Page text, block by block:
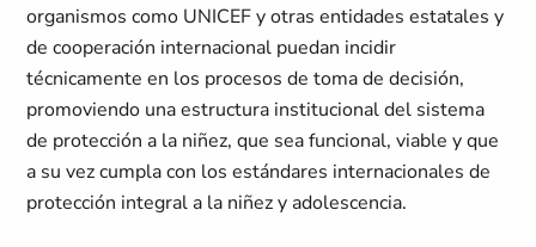
organismos como UNICEF y otras entidades estatales y
de cooperación internacional puedan incidir
técnicamente en los procesos de toma de decisión,
promoviendo una estructura institucional del sistema
de protección a la niñez, que sea funcional, viable y que
a su vez cumpla con los estándares internacionales de
protección integral a la niñez y adolescencia.